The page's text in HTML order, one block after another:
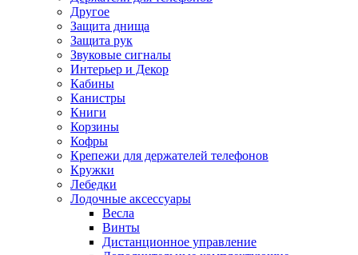
Другое
Защита днища
Защита рук
Звуковые сигналы
Интерьер и Декор
Кабины
Канистры
Книги
Корзины
Кофры
Крепежи для держателей телефонов
Кружки
Лебедки
Лодочные аксессуары
Весла
Винты
Дистанционное управление